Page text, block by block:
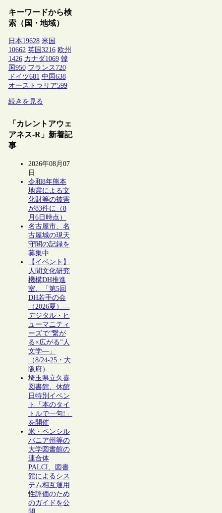
キーワードから検
索（国・地域）
日本19628 米国
10662 英国 3216 欧州
1426 カナダ1069 韓
国 950 フランス 720
ドイツ681 中国 638
オーストラリア599
続きを見る
「カレントアウェ
アネス-R」新着記
事
2026年08月07
日
令和8年熊本
地震による文
化財等の被害
が83件に（8
月6日時点）
名古屋市、名
古屋城の現天
守閣の記録を
募集中
【イベント】
人間文化研究
機構DH推進
室、「第5回
DH若手の会
（2026夏）―
デジタル・ヒ
ューマニティ
ーズで“繋が
る×広がる”人
文学―」
（8/24-25・大
阪府）
埼玉県立久喜
図書館、休館
日特別イベン
ト「本のタイ
トルで一句!」
を開催
米・ペンシル
バニア州等の
大学図書館の
連合体
PALCI、図書
館によるシス
テム相互運用
性評価のため
のガイドを公